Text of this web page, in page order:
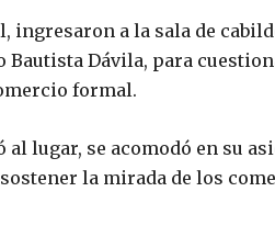
a la sala de
Dávila, para
formal.
lugar, se acomodó en su
la mirada de los